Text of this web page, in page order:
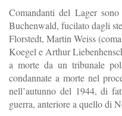
Comandanti del Lager
Buchenwald, fucilato dagli
Florstedt, Martin Weiss
Koegel e Arthur
a morte da un tribunale
condannate a morte nel
nell’autunno del 1944, di
guerra, anteriore a quello di